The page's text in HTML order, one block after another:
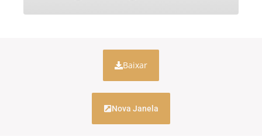
Baixar
Nova Janela